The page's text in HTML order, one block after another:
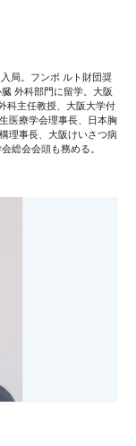
局。フンボ ルト財団奨
外科部門に留学。大阪
科主任教授、大阪大学付
医療学会理事長、日本胸
理事長、大阪けいさつ病
総会会頭も務める。